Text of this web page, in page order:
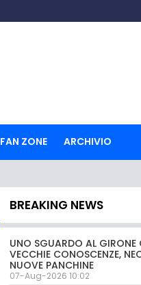
FAN ZONE ARCHIVIO
BREAKING NEWS
UNO SGUARDO AL GIRONE
VECCHIE CONOSCENZE,
NUOVE PANCHINE
07-Aug-2026 10:02